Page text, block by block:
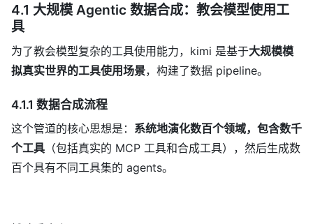
4.1 大规模 Agentic 数据合成：教会模型使用工
具
为了教会模型复杂的工具使用能力，kimi 是基于大规模模
拟真实世界的工具使用场景，构建了数据 pipeline。
4.1.1 数据合成流程
这个管道的核心思想是： 系统地演化数百个领域，包含数千
个工具 （包括真实的 MCP 工具和合成工具），然后生成数
百个具有不同工具集的 agents。